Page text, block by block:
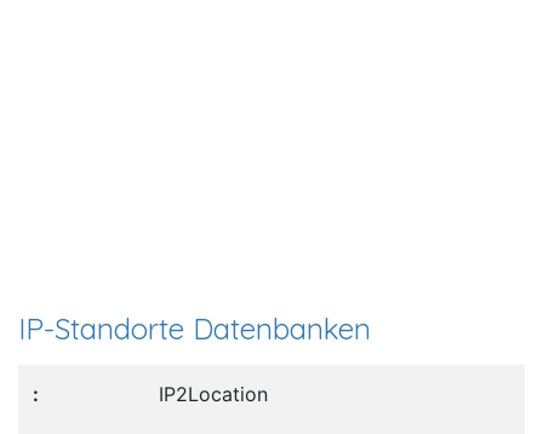
IP-Standorte Datenbanken
IP2Location